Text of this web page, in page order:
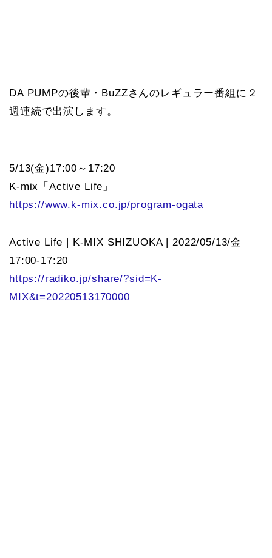
DA PUMPの後輩・BuZZさんのレギュラー番組に２
週連続で出演します。
5/13(金)17:00～17:20
K-mix「Active Life」
https://www.k-mix.co.jp/program-ogata
Active Life | K-MIX SHIZUOKA | 2022/05/13/金
17:00-17:20
https://radiko.jp/share/?sid=K-
MIX&t=20220513170000